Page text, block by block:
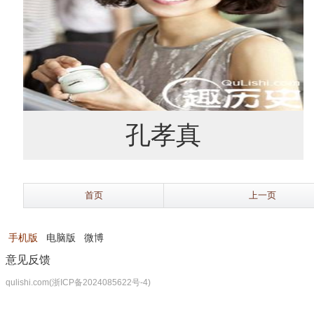
孔孝真
首页 上一页
手机版 电脑版 微博
意见反馈
qulishi.com(浙ICP备2024085622号-4)